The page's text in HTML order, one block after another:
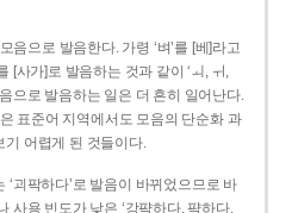
음으로 발음한다. 가령 ‘벼’를 [베]라고
[사가]로 발음하는 것과 같이 ‘ㅚ, ㅟ,
으로 발음하는 일은 더 흔히 일어난다.
표준어 지역에서도 모음의 단순화 과
기 어렵게 된 것들이다.
‘괴팍하다’로 발음이 바뀌었으므로 바
사용 빈도가 낮은 ‘강퍅하다, 퍅하다,